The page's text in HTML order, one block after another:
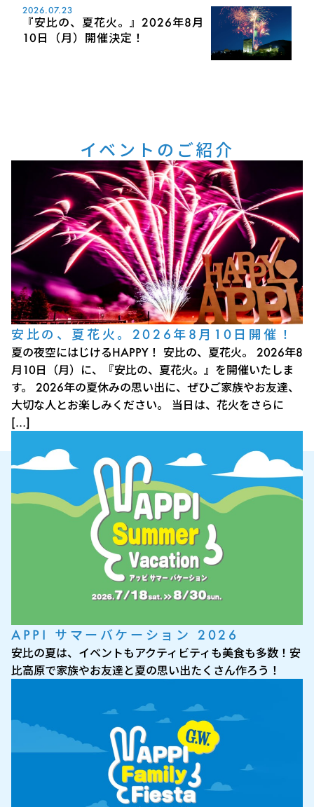
2026.07.23
『安比の、夏花火。』2026年8月
10日（月）開催決定！
イベントのご紹介
安比の、夏花火。2026年8月10日開催！
夏の夜空にはじけるHAPPY！ 安比の、夏花火。 2026年8
月10日（月）に、『安比の、夏花火。』を開催いたしま
す。 2026年の夏休みの思い出に、ぜひご家族やお友達、
大切な人とお楽しみください。 当日は、花火をさらに
[…]
APPI サマーバケーション 2026
安比の夏は、イベントもアクティビティも美食も多数！安
比高原で家族やお友達と夏の思い出たくさん作ろう！